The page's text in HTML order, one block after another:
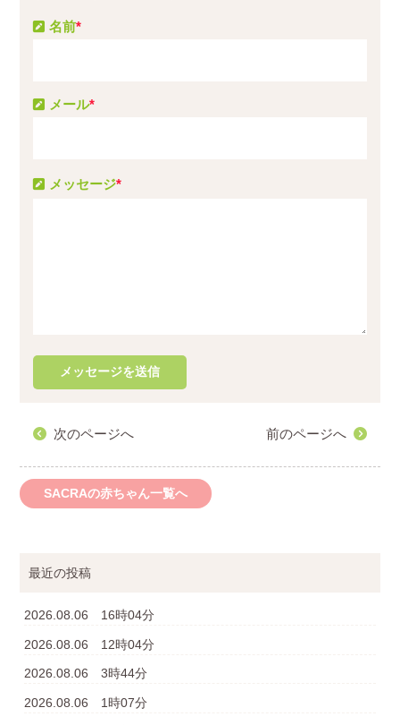
メッセージ*
名前*
メール*
次のページへ 前のページへ
SACRAの赤ちゃん一覧へ
最近の投稿
2026.08.06 16時04分
2026.08.06 12時04分
2026.08.06 3時44分
2026.08.06 1時07分